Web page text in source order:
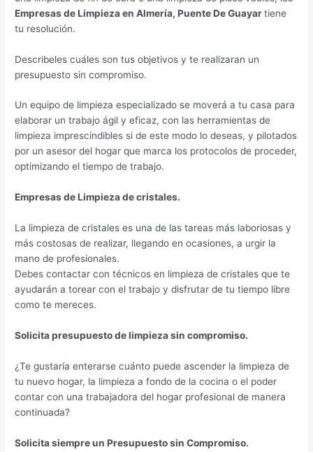
Empresas de Limpieza en Almería, Puente De Guayartiene
tu resolución.
Describeles cuáles son tus objetivos y te realizaran un
presupuesto sin compromiso.
Un equipo de limpieza especializado se moverá a tu casa para
elaborar un trabajo ágil y eficaz, con las herramientas de
limpieza imprescindibles si de este modo lo deseas, y pilotados
por un asesor del hogar que marca los protocolos de proceder,
optimizando el tiempo de trabajo.
Empresas de Limpieza de cristales.
La limpieza de cristales es una de las tareas más laboriosas y
más costosas de realizar, llegando en ocasiones, a urgir la
mano de profesionales.
Debes contactar con técnicos en limpieza de cristales que te
ayudarán a torear con el trabajo y disfrutar de tu tiempo libre
como te mereces.
Solicita presupuesto de limpieza sin compromiso.
¿Te gustaría enterarse cuánto puede ascender la limpieza de
tu nuevo hogar, la limpieza a fondo de la cocina o el poder
contar con una trabajadora del hogar profesional de manera
continuada?
Solicita siempre un Presupuesto sin Compromiso.